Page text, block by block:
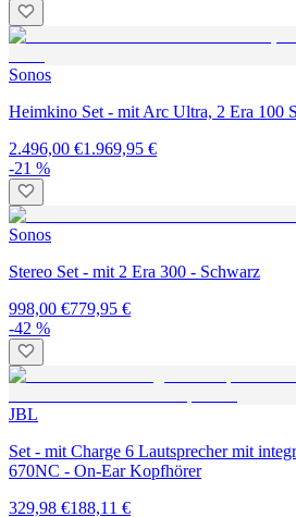
Sonos
Heimkino Set - mit Arc Ultra, 2 Era 100
2.496,00 €1.969,95 €
-21 %
Sonos
Stereo Set - mit 2 Era 300 - Schwarz
998,00 €779,95 €
-42 %
JBL
Set - mit Charge 6 Lautsprecher mit
670NC - On-Ear Kopfhörer
329,98 €188,11 €